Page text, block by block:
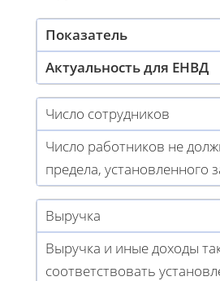
Показатель
Актуальность для ЕНВД
Число сотрудников
Число работников не
предела, установленного
Выручка
Выручка и иные доходы
соответствовать